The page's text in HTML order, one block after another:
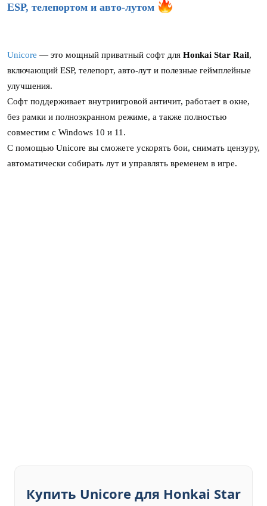
ESP, телепортом и авто-лутом
Unicore — это мощный приватный софт для Honkai Star Rail,
включающий ESP, телепорт, авто-лут и полезные геймплейные
улучшения.
Софт поддерживает внутриигровой античит, работает в окне,
без рамки и полноэкранном режиме, а также полностью
совместим с Windows 10 и 11.
С помощью Unicore вы сможете ускорять бои, снимать цензуру,
автоматически собирать лут и управлять временем в игре.
Купить Unicore для Honkai Star